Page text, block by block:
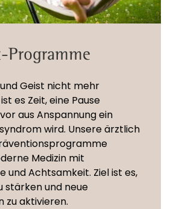
Geist nicht mehr
es Zeit, eine Pause
aus Anspannung ein
wird. Unsere ärztlich
Medizin mit
und Achtsamkeit. Ziel ist es,
stärken und neue
zu aktivieren.